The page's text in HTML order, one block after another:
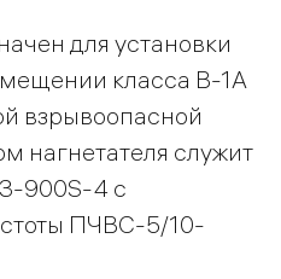
для установки
класса В-1А
взрывоопасной
нагнетателя служит
900S-4 с
ПЧВС-5/10-